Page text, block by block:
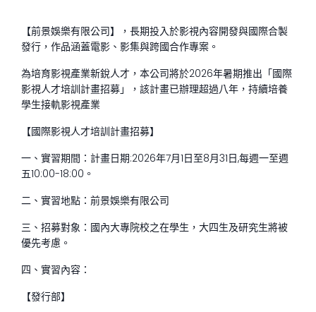
【前景娛樂有限公司】，長期投入於影視內容開發與國際合製
發行，作品涵蓋電影、影集與跨國合作專案。
為培育影視產業新銳人才，本公司將於2026年暑期推出「國際
影視人才培訓計畫招募」，該計畫已辦理超過八年，持續培養
學生接軌影視產業
【國際影視人才培訓計畫招募】
一、實習期間：計畫日期:2026年7月1日至8月31日,每週一至週
五10:00-18:00。
二、實習地點：前景娛樂有限公司
三、招募對象：國內大專院校之在學生，大四生及研究生將被
優先考慮。
四、實習內容：
【發行部】